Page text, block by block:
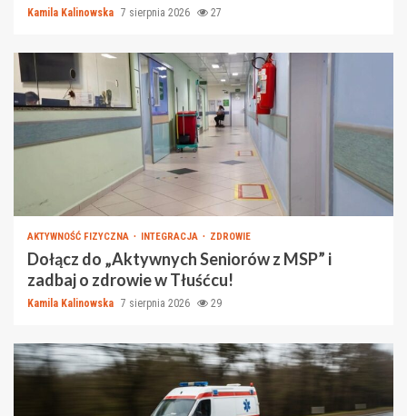
Kamila Kalinowska 7 sierpnia 2026 27
AKTYWNOŚĆ FIZYCZNA INTEGRACJA ZDROWIE
Dołącz do „Aktywnych Seniorów z MSP” i
zadbaj o zdrowie w Tłuśćcu!
Kamila Kalinowska 7 sierpnia 2026 29